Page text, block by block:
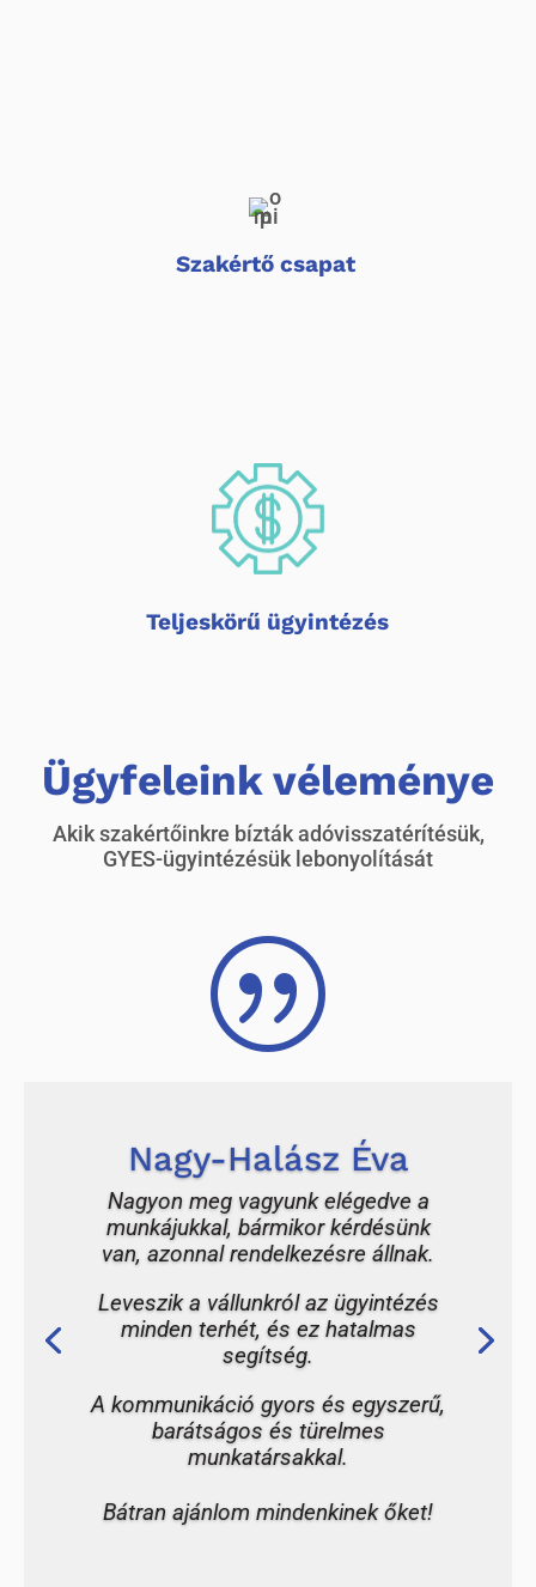
Szakértő csapat
Teljeskörű ügyintézés
Ügyfeleink véleménye
Akik szakértőinkre bízták adóvisszatérítésük,
GYES-ügyintézésük lebonyolítását
|
Nagy-Halász Éva
Nagyon meg vagyunk elégedve a
munkájukkal, bármikor kérdésünk
van, azonnal rendelkezésre állnak.
Leveszik a vállunkról az ügyintézés
minden terhét, és ez hatalmas
segítség.
A kommunikáció gyors és egyszerű,
barátságos és türelmes
munkatársakkal.
Bátran ajánlom mindenkinek őket!